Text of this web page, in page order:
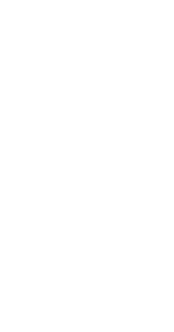
っ！とマルチハンガー